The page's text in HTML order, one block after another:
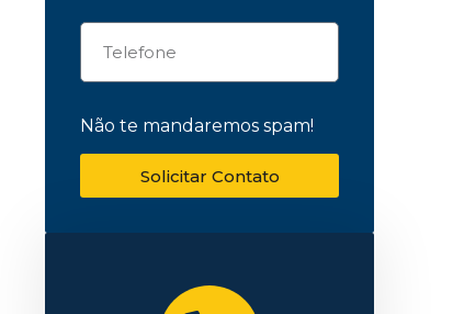
Não te mandaremos spam!
Solicitar Contato